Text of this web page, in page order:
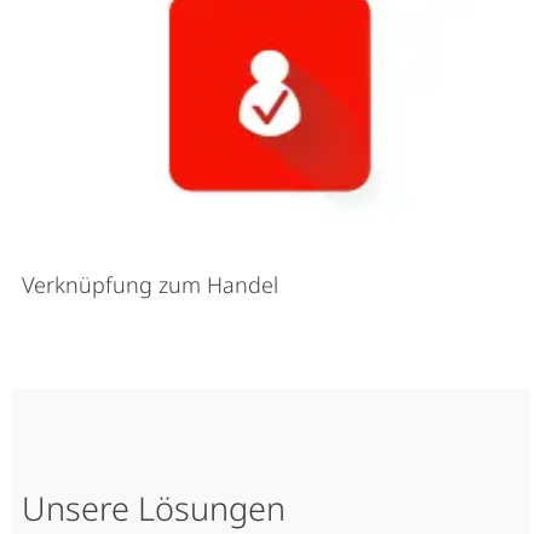
Verknüpfung zum Handel
Unsere Lösungen